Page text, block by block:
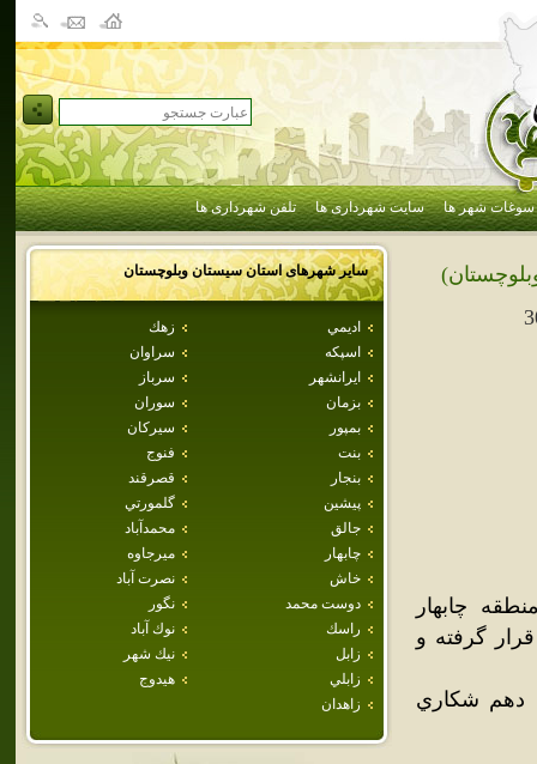
سوغات شهر ها سایت شهرداری ها تلفن شهرداری ها
سایر شهرهای استانسيستان وبلوچستان
اديمي
زهك
اسپكه
سراوان
ايرانشهر
سرباز
بزمان
سوران
بمپور
سيركان
بنت
فنوج
بنجار
قصرقند
پيشين
گلمورتي
جالق
محمدآباد
چابهار
ميرجاوه
خاش
نصرت آباد
دوست محمد
نگور
راسك
نوك آباد
زابل
نيك شهر
زابلي
هيدوج
زاهدان
چابهار
گرفته و
دهم شکاري